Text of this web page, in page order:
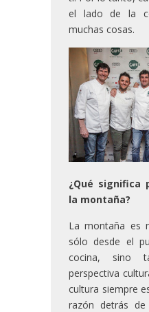
el lado de la
muchas cosas.
¿Qué significa
la montaña?
La montaña es
sólo desde el
cocina, sino
perspectiva
cultura siempre
razón detrás